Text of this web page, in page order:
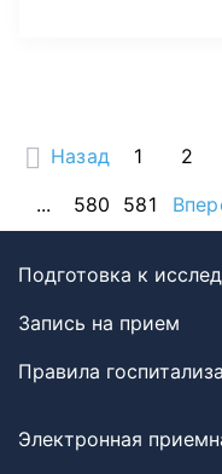
Назад 1 2
...
580 581
Подготовка к
Запись на прием
Правила
Электронная